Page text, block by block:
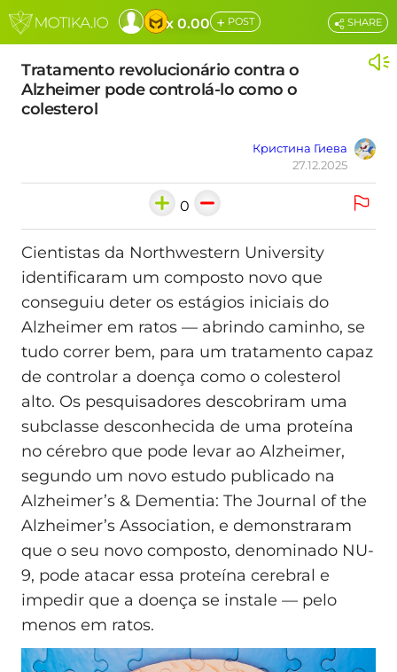
x 0.00 + POST
Tratamento revolucionário contra o
Alzheimer pode controlá-lo como o
colesterol
Кристина Гиева
27.12.2025
SHARE
0
Cientistas da Northwestern University
identificaram um composto novo que
conseguiu deter os estágios iniciais do
Alzheimer em ratos — abrindo caminho, se
tudo correr bem, para um tratamento capaz
de controlar a doença como o colesterol
alto. Os pesquisadores descobriram uma
subclasse desconhecida de uma proteína
no cérebro que pode levar ao Alzheimer,
segundo um novo estudo publicado na
Alzheimer’s & Dementia: The Journal of the
Alzheimer’s Association, e demonstraram
que o seu novo composto, denominado NU-
9, pode atacar essa proteína cerebral e
impedir que a doença se instale — pelo
menos em ratos.